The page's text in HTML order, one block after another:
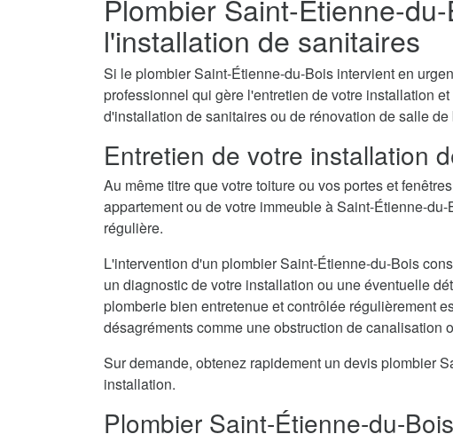
Plombier Saint-Étienne-
l'installation de sanitaires
Si le plombier Saint-Étienne-du-Bois intervient en
professionnel qui gère l'entretien de votre installation
d'installation de sanitaires ou de rénovation de salle de
Entretien de votre installation
Au même titre que votre toiture ou vos portes et
appartement ou de votre immeuble à Saint-Étienne-
régulière.
L'intervention d'un plombier Saint-Étienne-du-Bois
un diagnostic de votre installation ou une éventuelle
plomberie bien entretenue et contrôlée régulièrement
désagréments comme une obstruction de canalisation
Sur demande, obtenez rapidement un devis plombier
installation.
Plombier Saint-Étienne-du-